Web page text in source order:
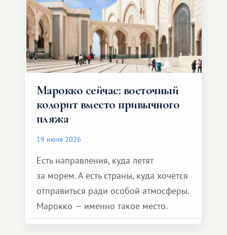
Марокко сейчас: восточный
колорит вместо привычного
пляжа
19 июля 2026
Есть направления, куда летят
за морем. А есть страны, куда хочется
отправиться ради особой атмосферы.
Марокко — именно такое место.